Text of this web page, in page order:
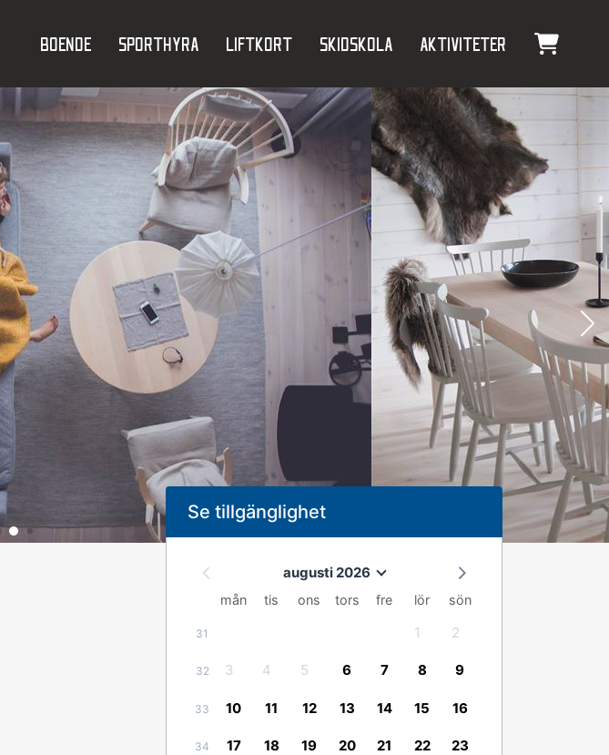
Boende Sporthyra Liftkort Skidskola Aktiviteter
Se tillgänglighet
augusti 2026
mån tis ons tors fre lör sön
31 1 2
32 3 4 5 6 7 8 9
33 10 11 12 13 14 15 16
34 17 18 19 20 21 22 23